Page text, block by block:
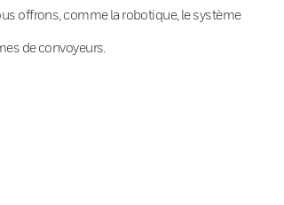
offrons, comme la robotique, le système
de convoyeurs.